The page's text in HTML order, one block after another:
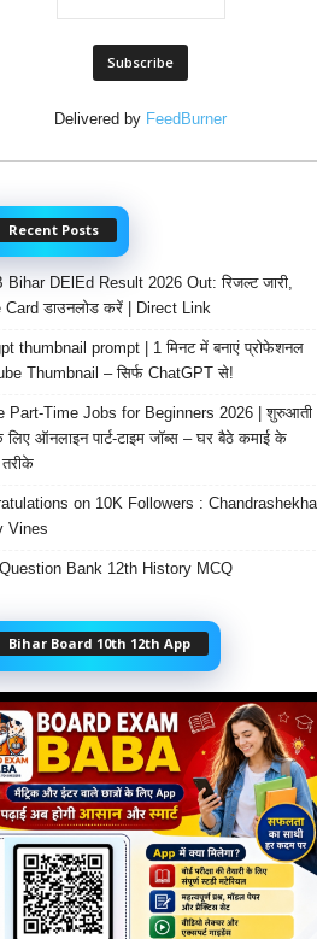
Delivered by FeedBurner
Recent Posts
Bihar DElEd Result 2026 Out: रिजल्ट जारी,
Card डाउनलोड करें | Direct Link
thumbnail prompt | 1 मिनट में बनाएं प्रोफेशनल
Thumbnail – सिर्फ ChatGPT से!
Part-Time Jobs for Beginners 2026 | शुरुआती
लिए ऑनलाइन पार्ट-टाइम जॉब्स – घर बैठे कमाई के
on 10K Followers :
Vines
Bank 12th History MCQ
Bihar Board 10th 12th App